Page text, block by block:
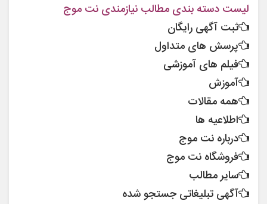
لیست دسته بندی مطالب نیازمندی نت موج
ثبت آگهی رایگان
پرسش های متداول
فیلم های آموزشی
آموزش
همه مقالات
اطلاعیه ها
درباره نت موج
فروشگاه نت موج
سایر مطالب
آگهی تبلیغاتی جستجو شده